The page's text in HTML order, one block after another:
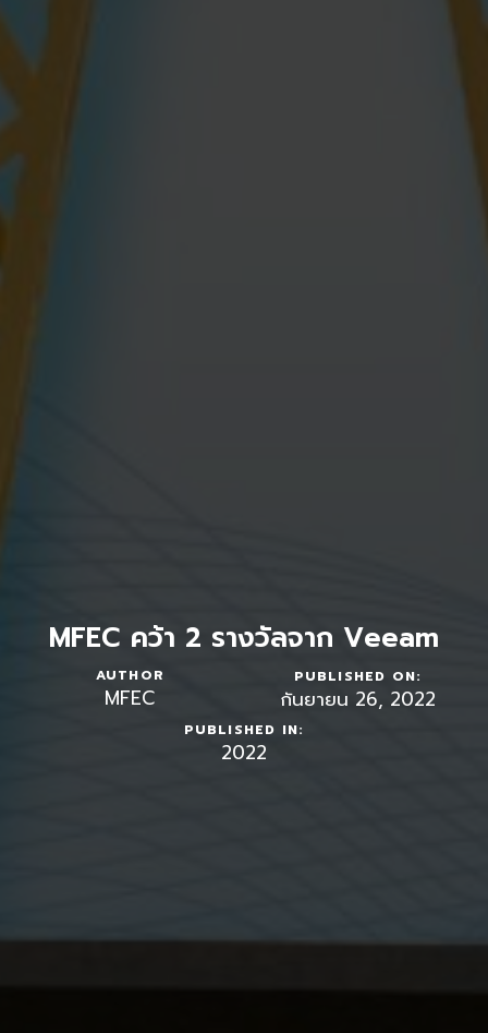
MFEC คว้า 2 รางวัลจาก Veeam
AUTHOR
MFEC
PUBLISHED ON:
กันยายน 26, 2022
PUBLISHED IN:
2022